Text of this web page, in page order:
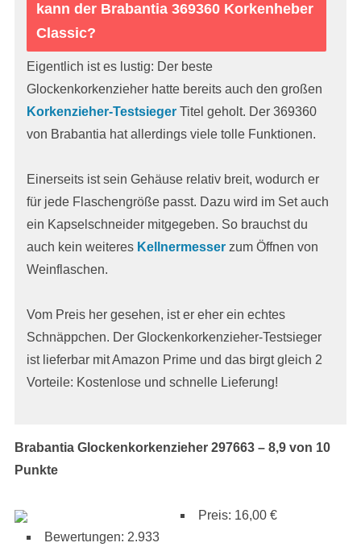
kann der Brabantia 369360 Korkenheber
Classic?
Eigentlich ist es lustig: Der beste
Glockenkorkenzieher hatte bereits auch den großen
Korkenzieher-TestsiegerTitel geholt. Der 369360
von Brabantia hat allerdings viele tolle Funktionen.
Einerseits ist sein Gehäuse relativ breit, wodurch er
für jede Flaschengröße passt. Dazu wird im Set auch
ein Kapselschneider mitgegeben. So brauchst du
auch kein weiteres Kellnermesserzum Öffnen von
Weinflaschen.
Vom Preis her gesehen, ist er eher ein echtes
Schnäppchen. Der Glockenkorkenzieher-Testsieger
ist lieferbar mit Amazon Prime und das birgt gleich 2
Vorteile: Kostenlose und schnelle Lieferung!
Brabantia Glockenkorkenzieher 297663 – 8,9 von 10
Punkte
Preis: 16,00 €
Bewertungen: 2.933